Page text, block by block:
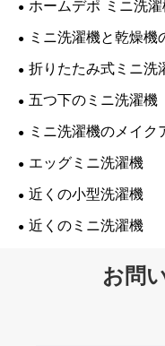
ホームデポ ミニ洗
ミニ洗濯機と乾燥機
折りたたみ式ミニ洗
五つ下のミニ洗濯機
ミニ洗濯機のメイク
エッグミニ洗濯機
近くの小型洗濯機
近くのミニ洗濯機
お問